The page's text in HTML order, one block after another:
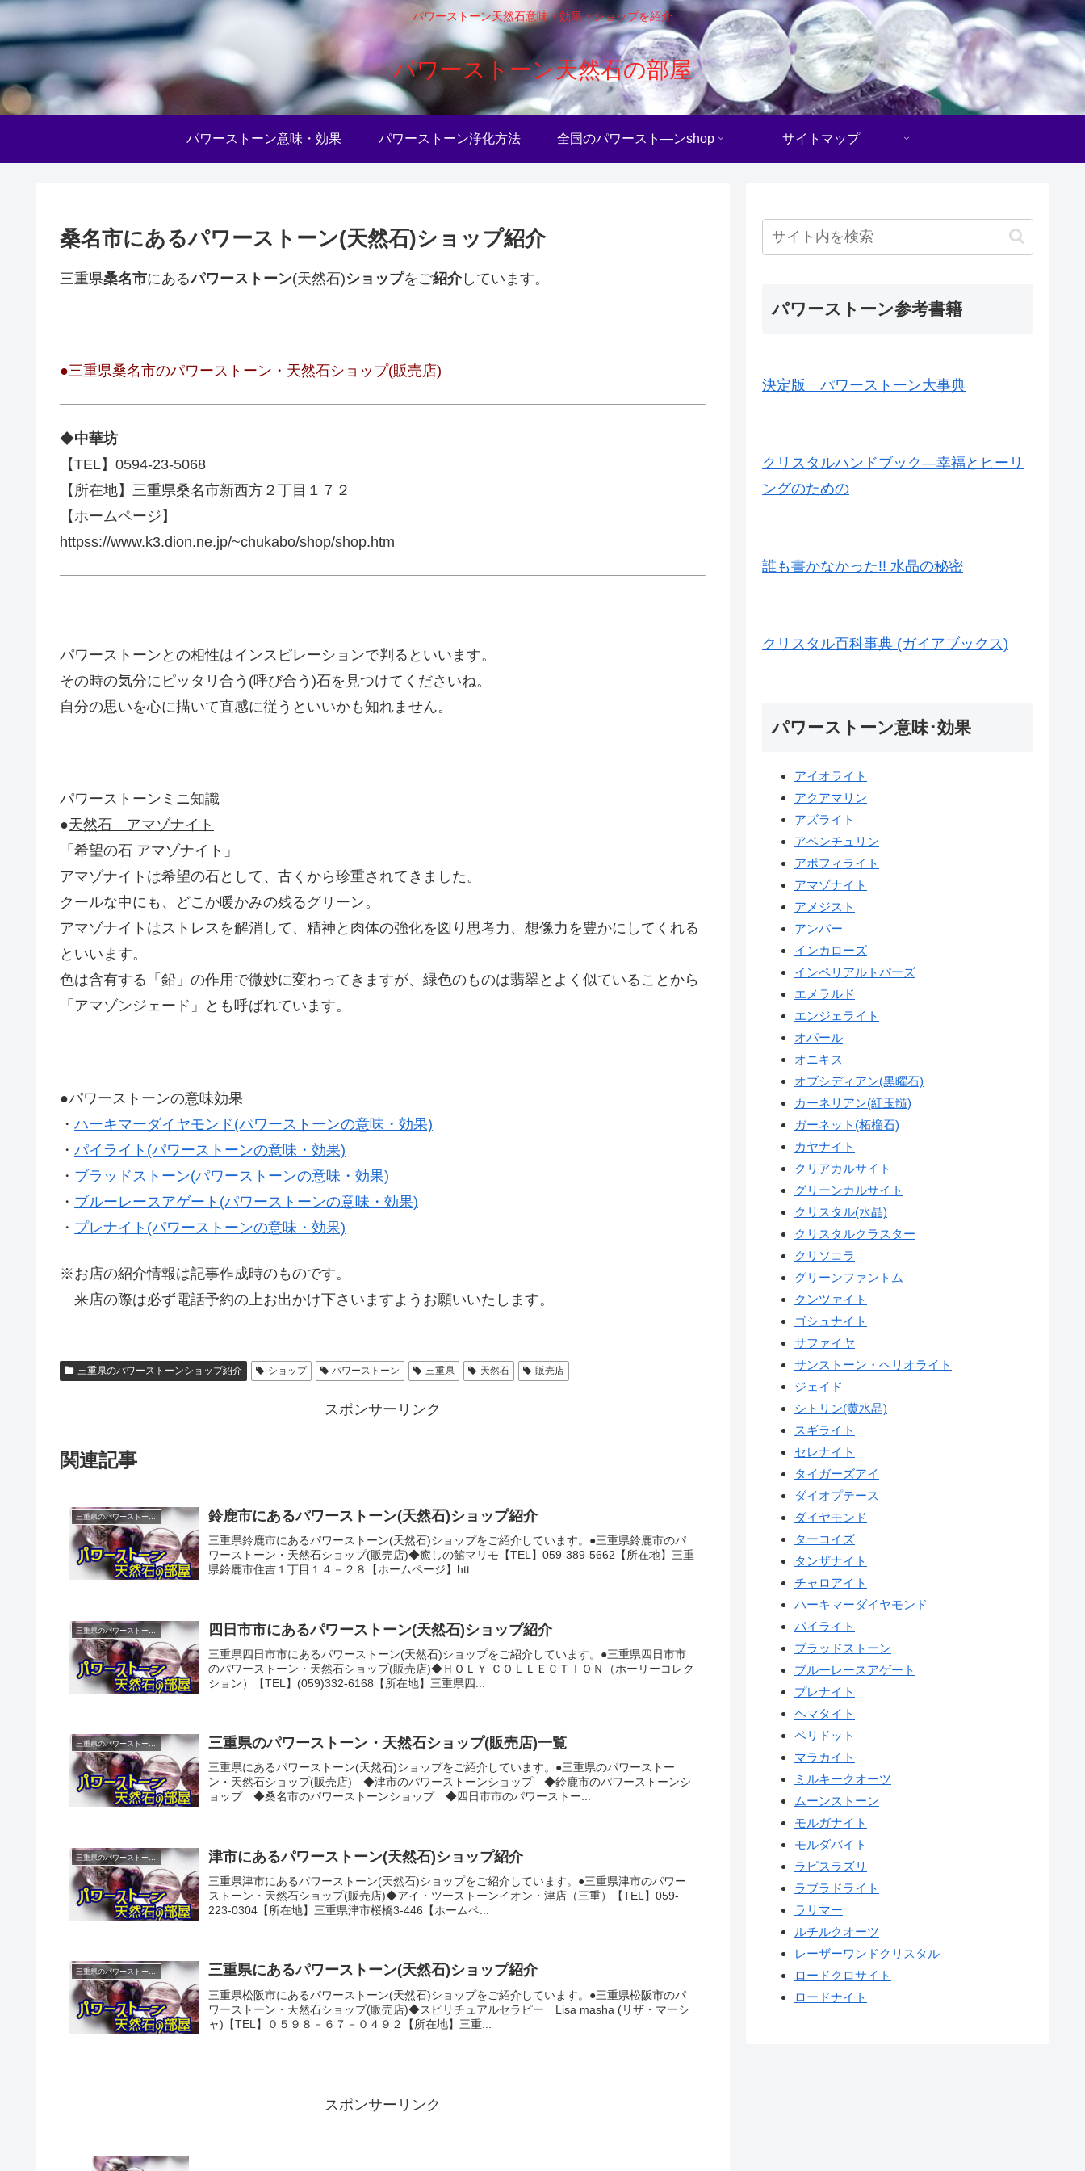
パワーストーン天然石意味・効果・ショップを紹介
パワーストーン天然石の部屋
パワーストーン意味・効果 パワーストーン浄化方法 全国のパワースト―ンshop サイトマップ
桑名市にあるパワーストーン(天然石)ショップ紹介
三重県桑名市にあるパワーストーン(天然石)ショップをご紹介しています。
●三重県桑名市のパワーストーン・天然石ショップ(販売店)
◆中華坊
【TEL】0594-23-5068
【所在地】三重県桑名市新西方２丁目１７２
【ホームページ】
httpss://www.k3.dion.ne.jp/~chukabo/shop/shop.htm
パワーストーンとの相性はインスピレーションで判るといいます。
その時の気分にピッタリ合う(呼び合う)石を見つけてくださいね。
自分の思いを心に描いて直感に従うといいかも知れません。
パワーストーンミニ知識
●天然石 アマゾナイト
「希望の石 アマゾナイト」
アマゾナイトは希望の石として、古くから珍重されてきました。
クールな中にも、どこか暖かみの残るグリーン。
アマゾナイトはストレスを解消して、精神と肉体の強化を図り思考力、想像力を豊かにしてくれる
といいます。
色は含有する「鉛」の作用で微妙に変わってきますが、緑色のものは翡翠とよく似ていることから
「アマゾンジェード」とも呼ばれています。
●パワーストーンの意味効果
・ ハーキマーダイヤモンド(パワーストーンの意味・効果)
・ パイライト(パワーストーンの意味・効果)
・ ブラッドストーン(パワーストーンの意味・効果)
・ ブルーレースアゲート(パワーストーンの意味・効果)
・ プレナイト(パワーストーンの意味・効果)
※お店の紹介情報は記事作成時のものです。
来店の際は必ず電話予約の上お出かけ下さいますようお願いいたします。
三重県のパワーストーンショップ紹介 ショップ パワーストーン 三重県 天然石 販売店
スポンサーリンク
関連記事
三重県のパワーストーンショップ紹介 鈴鹿市にあるパワーストーン(天然石)ショップ紹介
三重県鈴鹿市にあるパワーストーン(天然石)ショップをご紹介しています。●三重県鈴鹿市のパ
ワーストーン・天然石ショップ(販売店)◆癒しの館マリモ【TEL】059-389-5662【所在地】三重
県鈴鹿市住吉１丁目１４－２８【ホームページ】htt...
四日市市にあるパワーストーン(天然石)ショップ紹介
三重県四日市市にあるパワーストーン(天然石)ショップをご紹介しています。●三重県四日市市
のパワーストーン・天然石ショップ(販売店)◆ＨＯＬＹ ＣＯＬＬＥＣＴＩＯＮ（ホーリーコレク
ション）【TEL】(059)332-6168【所在地】三重県四...
三重県のパワーストーンショップ紹介 三重県のパワーストーン・天然石ショップ(販売店)一覧
三重県にあるパワーストーン(天然石)ショップをご紹介しています。●三重県のパワーストー
ン・天然石ショップ(販売店) ◆津市のパワーストーンショップ ◆鈴鹿市のパワーストーンシ
ョップ ◆桑名市のパワーストーンショップ ◆四日市市のパワーストー...
津市にあるパワーストーン(天然石)ショップ紹介
三重県津市にあるパワーストーン(天然石)ショップをご紹介しています。●三重県津市のパワー
ストーン・天然石ショップ(販売店)◆アイ・ツーストーンイオン・津店（三重）【TEL】059-
223-0304【所在地】三重県津市桜橋3-446【ホームペ...
三重県にあるパワーストーン(天然石)ショップ紹介
三重県松阪市にあるパワーストーン(天然石)ショップをご紹介しています。●三重県松阪市のパ
ワーストーン・天然石ショップ(販売店)◆スピリチュアルセラピー Lisa masha (リザ・マーシ
ャ)【TEL】０５９８－６７－０４９２【所在地】三重...
スポンサーリンク
パワーストーン参考書籍
決定版 パワーストーン大事典
クリスタルハンドブック―幸福とヒーリ
ングのための
誰も書かなかった!! 水晶の秘密
クリスタル百科事典 (ガイアブックス)
パワーストーン意味･効果
アイオライト
アクアマリン
アズライト
アベンチュリン
アポフィライト
アマゾナイト
アメジスト
アンバー
インカローズ
インペリアルトパーズ
エメラルド
エンジェライト
オパール
オニキス
オブシディアン(黒曜石)
カーネリアン(紅玉髄)
ガーネット(柘榴石)
カヤナイト
クリアカルサイト
グリーンカルサイト
クリスタル(水晶)
クリスタルクラスター
クリソコラ
グリーンファントム
クンツァイト
ゴシュナイト
サファイヤ
サンストーン・ヘリオライト
ジェイド
シトリン(黄水晶)
スギライト
セレナイト
タイガーズアイ
ダイオプテース
ダイヤモンド
ターコイズ
タンザナイト
チャロアイト
ハーキマーダイヤモンド
パイライト
ブラッドストーン
ブルーレースアゲート
プレナイト
ヘマタイト
ペリドット
マラカイト
ミルキークオーツ
ムーンストーン
モルガナイト
モルダバイト
ラピスラズリ
ラブラドライト
ラリマー
ルチルクオーツ
レーザーワンドクリスタル
ロードクロサイト
ロードナイト